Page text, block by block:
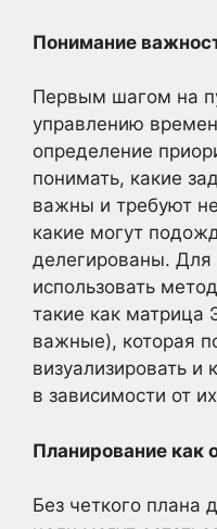
Понимание
Первым шагом на
управлению
определение
понимать, какие
важны и требуют
какие могут
делегированы. Для
использовать
такие как матрица
важные), которая
визуализировать и
в зависимости от
Планирование как
Без четкого